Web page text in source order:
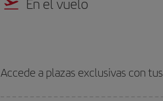
En el vuelo
Accede a plazas exclusivas con